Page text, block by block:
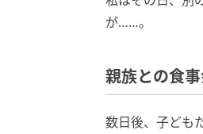
が……。
親族との食
数日後、子ども